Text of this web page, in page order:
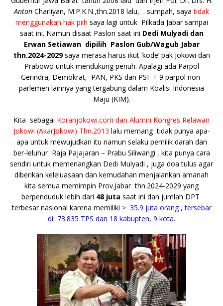
o
k
p k e
r
Anton Charliyan, M.P.K.N.,thn.2018 lalu, …sumpah, sayatidak
menggunakan hak piih saya lagi untuk Pilkada Jabar sampai
saat ini. Namun disaat Paslon saat ini Dedi Mulyadi dan
Erwan Setiawan dipilih Paslon Gub/Wagub Jabar
thn.2024-2029saya merasa harus ikut ‘kode’ pak Jokowi dan
Prabowo untuk mendukung penuh. Apalagi ada Parpol
Gerindra, Demokrat, PAN, PKS dan PSI + 9 parpol non-
parlemen lainnya yang tergabung dalam Koalisi Indonesia
Maju (KIM).
Kita sebagai Koranjokowi.com dan Alumni Kongres Relawan
Jokowi (AkarJokowi) Thn.2013 lalu memang tidak punya apa-
apa untuk mewujudkan itu namun selaku pemilik darah dan
ber-leluhur Raja Pajajaran – Prabu Siliwangi , kita punya cara
sendiri untuk memenangkan Dedi Mulyadi , juga doa tulus agar
diberikan keleluasaan dan kemudahan menjalankan amanah
kita semua memimpin Prov.Jabar thn.2024-2029 yang
berpenduduk lebih dari 48 juta saat ini dan jumlah DPT
terbesar nasional karena memiliki > 35.9 juta orang , tersebar
di 73.835 TPS dan 18 kabupten, 9 kota.